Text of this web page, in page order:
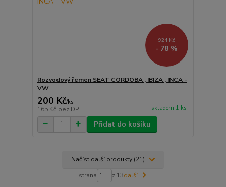
924 Kč
- 78 %
Rozvodový řemen SEAT CORDOBA , IBIZA , INCA -
VW
200 Kč/ks
165 Kč bez DPH skladem 1 ks
Přidat do košíku
Načíst další produkty (21)
strana z 13další